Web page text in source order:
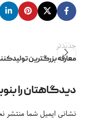
جدیدتر
معارفه بزرگترین
دیدگاهتان را
نشانی ایمیل شما منتشر